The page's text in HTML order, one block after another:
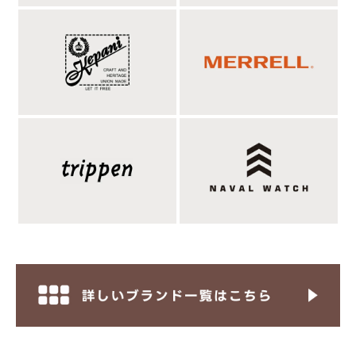
の豊かな表情が見事に調和した、使うほどに愛着が深まるショル
ダートートバッグです。